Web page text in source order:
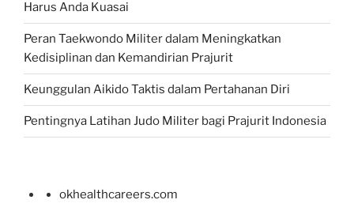
Harus Anda Kuasai
Peran Taekwondo Militer dalam Meningkatkan
Kedisiplinan dan Kemandirian Prajurit
Keunggulan Aikido Taktis dalam Pertahanan Diri
Pentingnya Latihan Judo Militer bagi Prajurit Indonesia
okhealthcareers.com